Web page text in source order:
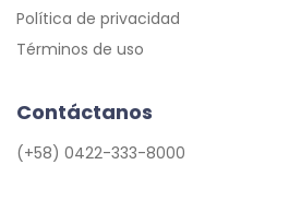
Política de privacidad
Términos de uso
Contáctanos
(+58) 0422-333-8000